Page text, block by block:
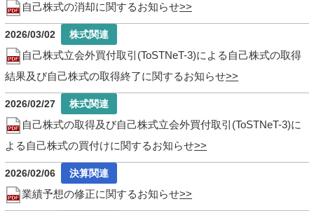
自己株式の消却に関するお知らせ
2026/03/02
自己株式立会外買付取引(ToSTNeT-3)による自己株式の取得
結果及び自己株式の取得終了に関するお知らせ
2026/02/27
自己株式の取得及び自己株式立会外買付取引(ToSTNeT-3)に
よる自己株式の買付けに関するお知らせ
2026/02/06
業績予想の修正に関するお知らせ